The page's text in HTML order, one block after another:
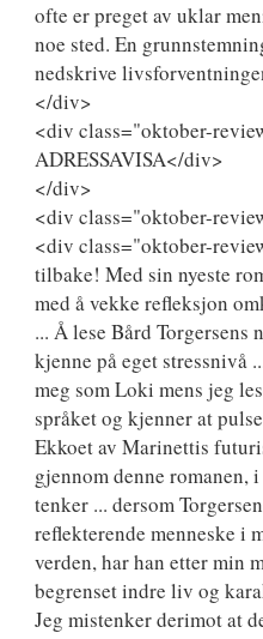
ofte er preget av uklar
noe sted. En
nedskrive
</div>
<div class="oktober-
ADRESSAVISA</div>
</div>
<div class="oktober-
<div class="oktober-
tilbake! Med sin nyeste
med å vekke refleksjon
... Å lese Bård Torgersens
kjenne på eget stressnivå
meg som Loki mens jeg
språket og kjenner at
Ekkoet av Marinettis
gjennom denne romanen,
tenker ... dersom
reflekterende menneske i
verden, har han etter min
begrenset indre liv og
Jeg mistenker derimot at